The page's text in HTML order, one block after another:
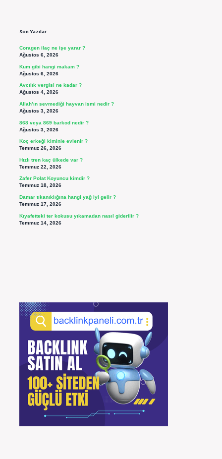
Son Yazılar
Coragen ilaç ne işe yarar ?
Ağustos 6, 2026
Kum gibi hangi makam ?
Ağustos 6, 2026
Avcılık vergisi ne kadar ?
Ağustos 4, 2026
Allah’ın sevmediği hayvan ismi nedir ?
Ağustos 3, 2026
868 veya 869 barkod nedir ?
Ağustos 3, 2026
Koç erkeği kiminle evlenir ?
Temmuz 26, 2026
Hızlı tren kaç ülkede var ?
Temmuz 22, 2026
Zafer Polat Koyuncu kimdir ?
Temmuz 18, 2026
Damar tıkanıklığına hangi yağ iyi gelir ?
Temmuz 17, 2026
Kıyafetteki ter kokusu yıkamadan nasıl giderilir ?
Temmuz 14, 2026